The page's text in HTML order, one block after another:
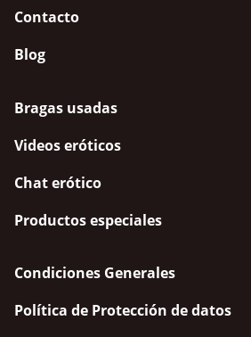
Contacto
Blog
Bragas usadas
Videos eróticos
Chat erótico
Productos especiales
Condiciones Generales
Política de Protección de datos